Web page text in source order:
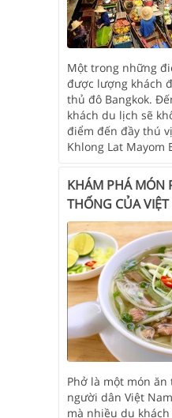
Một trong những
được lượng khách
thủ đô Bangkok.
khách du lịch sẽ
điểm đến đầy thú
Khlong Lat Mayom
KHÁM PHÁ MÓN
THỐNG CỦA
Phở là một món
người dân Việt
mà nhiều du